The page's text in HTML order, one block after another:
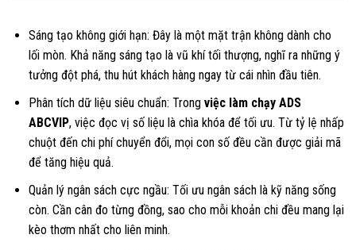
Sáng tạo không giới hạn: Đây là một mặt trận không dành cho
lối mòn. Khả năng sáng tạo là vũ khí tối thượng, nghĩ ra những ý
tưởng đột phá, thu hút khách hàng ngay từ cái nhìn đầu tiên.
Phân tích dữ liệu siêu chuẩn: Trongviệc làm chạy ADS
ABCVIP, việc đọc vị số liệu là chìa khóa để tối ưu. Từ tỷ lệ nhấp
chuột đến chi phí chuyển đổi, mọi con số đều cần được giải mã
để tăng hiệu quả.
Quản lý ngân sách cực ngầu: Tối ưu ngân sách là kỹ năng sống
còn. Cần cân đo từng đồng, sao cho mỗi khoản chi đều mang lại
kèo thơm nhất cho liên minh.